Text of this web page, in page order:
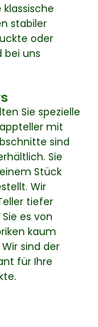
stabiler
oder
bei uns
Sie spezielle
mit
sind
Sie
Stück
Wir
tiefer
es von
kaum
sind der
für Ihre